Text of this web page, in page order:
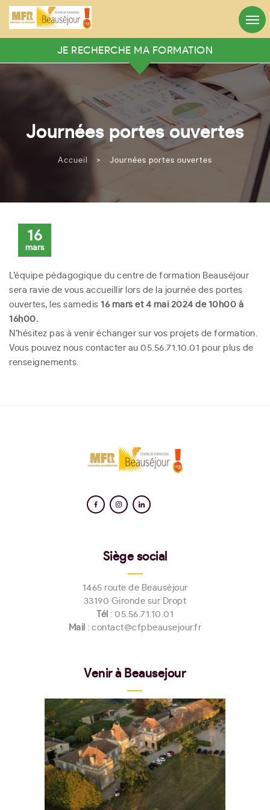
Appelez-nous
05.56.71.10.01 8h:30 - 12:30 / 13h:30 - 18h
RECHERCHER VOTRE FORMATION
Mots clés
Rechercher
JE RECHERCHE MA FORMATION
Journées portes ouvertes
Accueil > Journées portes ouvertes
16
mars
L’équipe pédagogique du centre de formation Beauséjour
sera ravie de vous accueillir lors de la journée des portes
ouvertes, les samedis 16 mars et 4 mai 2024 de 10h00 à
16h00.
N’hésitez pas à venir échanger sur vos projets de formation.
Vous pouvez nous contacter au 05.56.71.10.01 pour plus de
renseignements.
Siège social
1465 route de Beauséjour
33190 Gironde sur Dropt
Tél : 05.56.71.10.01
Mail : contact@cfpbeausejour.fr
Venir à Beausejour